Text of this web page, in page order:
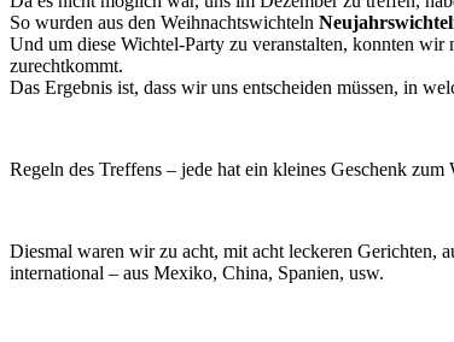
So wurden aus den Weihnachtswichteln
Und um diese Wichtel-Party zu veranstalten, konnten
zurechtkommt.
Das Ergebnis ist, dass wir uns entscheiden müssen, in
Regeln des Treffens – jede hat ein kleines Geschenk
Diesmal waren wir zu acht, mit acht leckeren Gerichten,
international – aus Mexiko, China, Spanien, usw.